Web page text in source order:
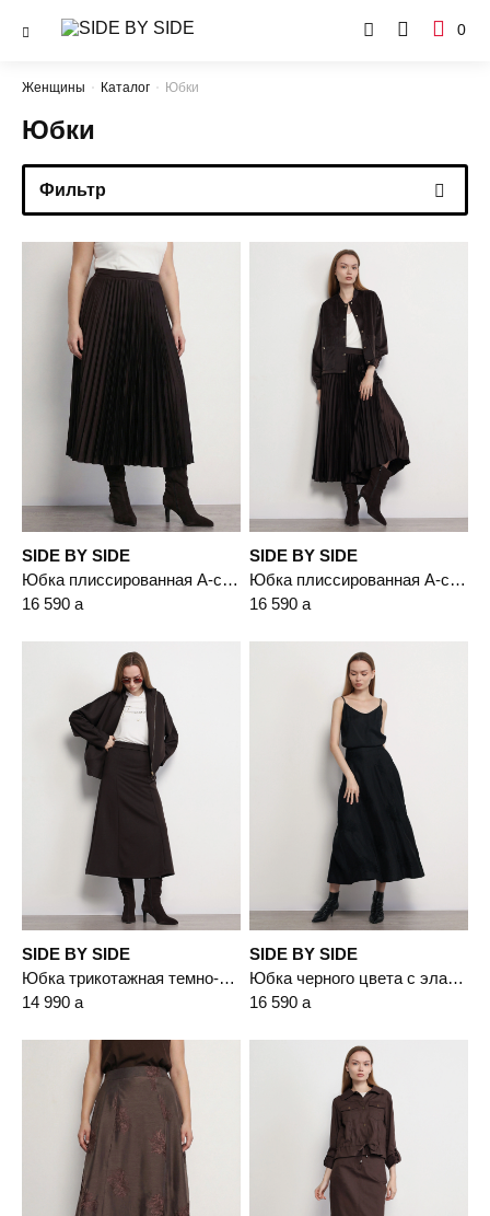
0
Женщины Каталог Юбки
Юбки
Фильтр
SIDE BY SIDE
Юбка плиссированная А-силуэта
16 590 a
SIDE BY SIDE
Юбка плиссированная А-силуэта
16 590 a
SIDE BY SIDE
Юбка трикотажная темно-коричневого цвета А-силуэта
14 990 a
SIDE BY SIDE
Юбка черного цвета с эластичным поясом
16 590 a